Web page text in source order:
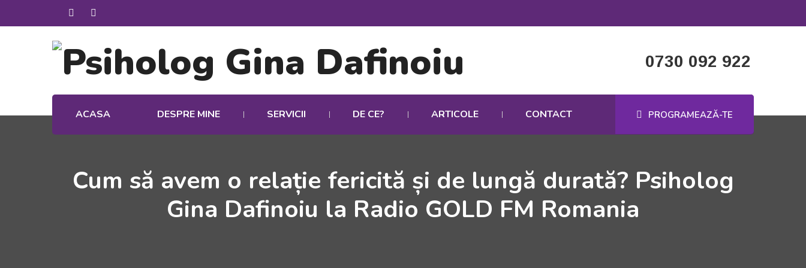
0730 092 922
ACASA DESPRE MINE SERVICII DE CE? ARTICOLE CONTACT PROGRAMEAZĂ-TE
Cum să avem o relație fericită și de lungă durată? Psiholog
Gina Dafinoiu la Radio GOLD FM Romania